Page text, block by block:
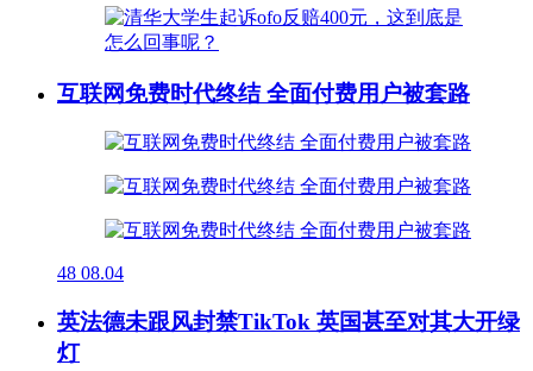
互联网免费时代终结 全面付费用户被套路
48 08.04
英法德未跟风封禁TikTok 英国甚至对其大开绿
灯